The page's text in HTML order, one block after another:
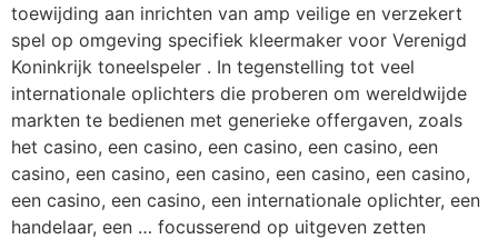
toewijding aan inrichten van amp veilige en verzekert
spel op omgeving specifiek kleermaker voor Verenigd
Koninkrijk toneelspeler . In tegenstelling tot veel
internationale oplichters die proberen om wereldwijde
markten te bedienen met generieke offergaven, zoals
het casino, een casino, een casino, een casino, een
casino, een casino, een casino, een casino, een casino,
een casino, een casino, een internationale oplichter, een
handelaar, een … focusserend op uitgeven zetten